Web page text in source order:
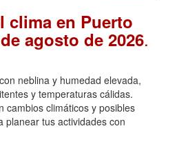
clima en Puerto
agosto de 2026.
neblina y humedad elevada,
y temperaturas cálidas.
cambios climáticos y posibles
planear tus actividades con